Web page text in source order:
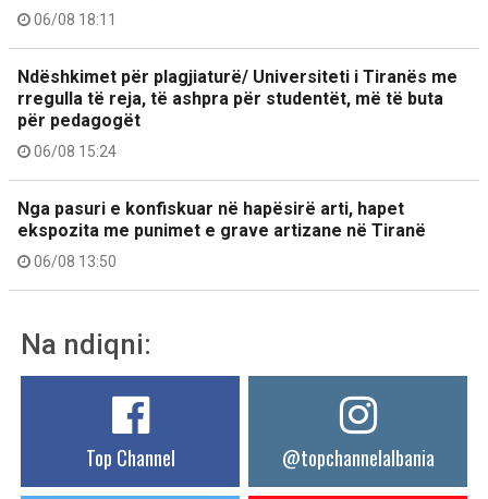
06/08 18:11
Ndëshkimet për plagjiaturë/ Universiteti i Tiranës me
rregulla të reja, të ashpra për studentët, më të buta
për pedagogët
06/08 15:24
Nga pasuri e konfiskuar në hapësirë arti, hapet
ekspozita me punimet e grave artizane në Tiranë
06/08 13:50
Na ndiqni:
Top Channel @topchannelalbania